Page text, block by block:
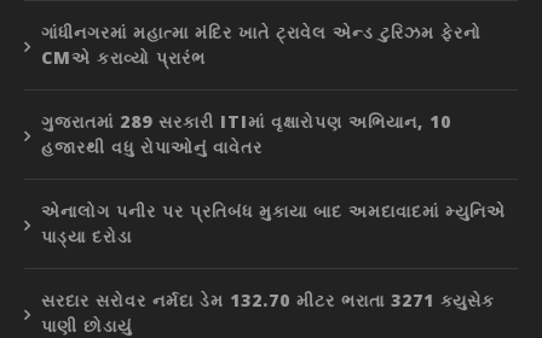
ગાંધીનગરમાં મહાત્મા મંદિર ખાતે ટ્રાવેલ એન્ડ ટુરિઝમ ફેરનો
CMએ કરાવ્યો પ્રારંભ
ગુજરાતમાં 289 સરકારી ITIમાં વૃક્ષારોપણ અભિયાન, 10
હજારથી વધુ રોપાઓનું વાવેતર
એનાલોગ પનીર પર પ્રતિબંધ મુકાયા બાદ અમદાવાદમાં મ્યુનિએ
પાડ્યા દરોડા
સરદાર સરોવર નર્મદા ડેમ 132.70 મીટર ભરાતા 3271 ક્યુસેક
પાણી છોડાયું